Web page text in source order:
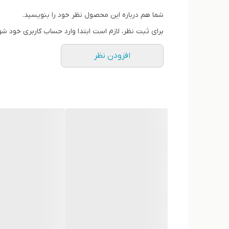
شما هم درباره این محصول نظر خود را بنویسید.
برای ثبت نظر، لازم است ابتدا وارد حساب کاربری خود
افزودن نظر